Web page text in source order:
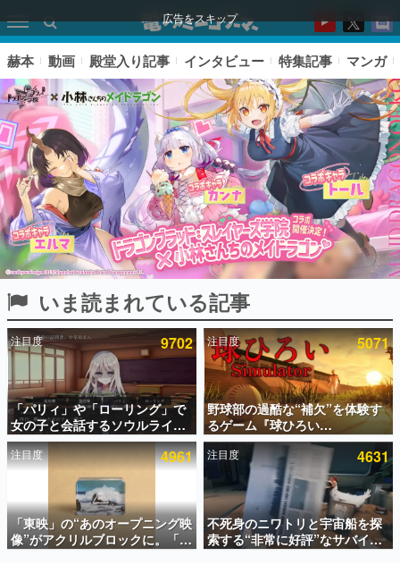
広告をスキップ
ピックアップ
電ファミのいま読まれている記事ランキング
アプリセール情報
インタビュー
連載・特集一覧
殿堂入り記事
SNS拡散数が数千以上！ ページビュー数万以上！ などな
ど。多くの人々に読まれた、電ファミ渾身の“殿堂入り”記
事をまとめました。
赫本 動画 殿堂入り記事 インタビュー 特集記事 マンガ
いま読まれている記事
注目度 9702
「パリィ」や「ローリング」で
女の子と会話するソウルライク
恋愛ゲーム『小早川さんはソウ
ルライク』無料公開。返事に失
敗すると「YOU DIED」
注目度 5071
野球部の過酷な“補欠”を体験す
るゲーム『球ひろい
Simulator』が「1件」のウィッ
シュリストをもとにチェコ語に
対応しSNSで話題に。『キング
ダム・カム』開発元やチェコの
プロ野球選手から称賛の声
注目度 4961
「東映」の“あのオープニング映
像”がアクリルブロックに。「東
映ヒストリカル グッズコレクシ
注目度 4631
不死身のニワトリと宇宙船を探
索する“非常に好評”なサバイバ
ルゲーム『Breathedge』が無